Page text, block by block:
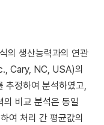
의 생산능력과의 연관
Cary, NC, USA)의
정하여 분석하였고,
비교 분석은 동일
여 처리 간 평균값의